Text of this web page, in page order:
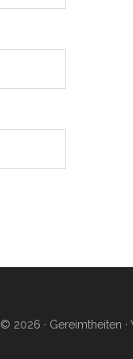
© 2026 · Gereimtheiten